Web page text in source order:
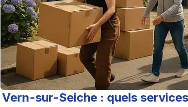
Vern-sur-Seiche : quels